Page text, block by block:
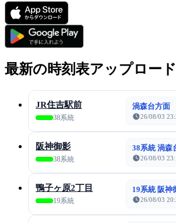
最新の時刻表アップロード
JR住吉駅前
38系統
渦森台方面
26/08/03
阪神御影
38系統
38系統 渦森
26/08/03
鴨子ヶ原2丁目
19系統
19系統 阪神
26/08/03